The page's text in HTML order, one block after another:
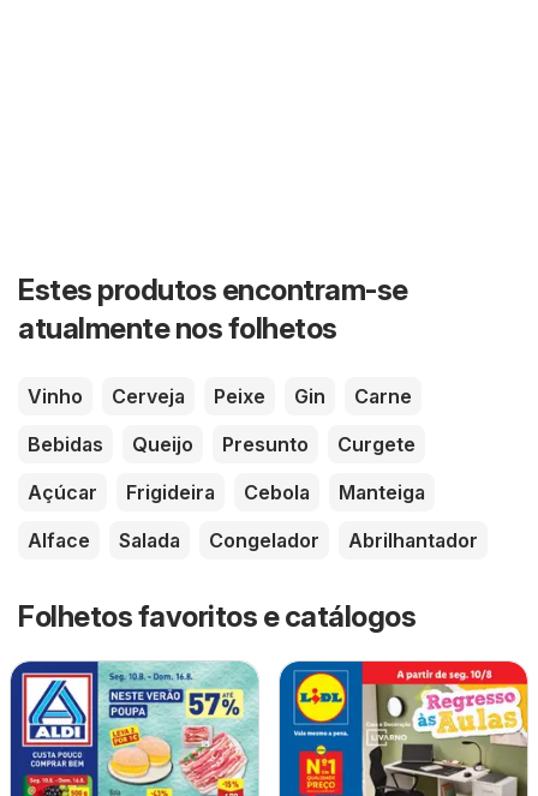
Estes produtos encontram-se
atualmente nos folhetos
Vinho Cerveja Peixe Gin
Carne
Bebidas
Queijo Presunto
Curgete
Açúcar
Frigideira Cebola
Manteiga
Alface
Salada Congelador Abrilhantador
Folhetos favoritos e catálogos